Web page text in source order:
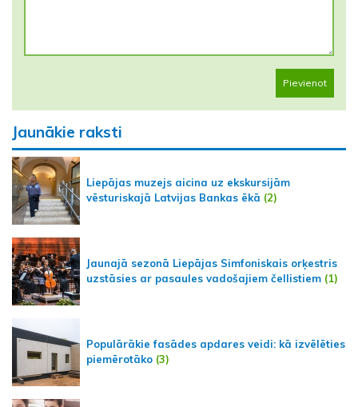
Pievienot
Jaunākie raksti
Liepājas muzejs aicina uz ekskursijām
vēsturiskajā Latvijas Bankas ēkā (2)
Jaunajā sezonā Liepājas Simfoniskais orķestris
uzstāsies ar pasaules vadošajiem čellistiem (1)
Populārākie fasādes apdares veidi: kā izvēlēties
piemērotāko (3)